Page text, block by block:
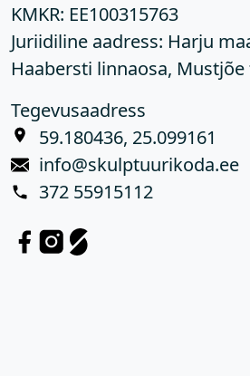
KMKR: EE100315763
Juriidiline aadress: Harju
Haabersti linnaosa, Mustjõe
Tegevusaadress
59.180436, 25.099161
info@skulptuurikoda.ee
372 55915112